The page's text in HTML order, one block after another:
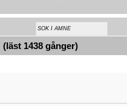
1438 gånger)